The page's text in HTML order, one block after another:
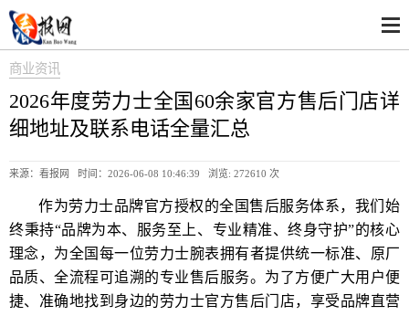
商业资讯
2026年度劳力士全国60余家官方售后门店详
细地址及联系电话全量汇总
来源：看报网 时间：2026-06-08 10:46:39 浏览: 272610 次
作为劳力士品牌官方授权的全国售后服务体系，我们始
终秉持“品牌为本、服务至上、专业精准、终身守护”的核心
理念，为全国每一位劳力士腕表拥有者提供统一标准、原厂
品质、全流程可追溯的专业售后服务。为了方便广大用户便
捷、准确地找到身边的劳力士官方售后门店，享受品牌直营